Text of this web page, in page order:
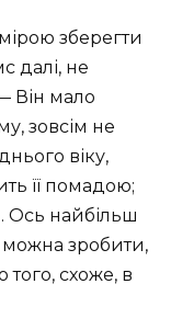
зберегти
далі, не
Він мало
зовсім не
віку,
її помадою;
Ось найбільш
можна зробити,
схоже, в